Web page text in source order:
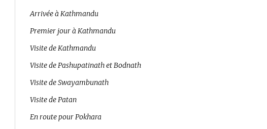
Arrivée à Kathmandu
Premier jour à Kathmandu
Visite de Kathmandu
Visite de Pashupatinath et Bodnath
Visite de Swayambunath
Visite de Patan
En route pour Pokhara